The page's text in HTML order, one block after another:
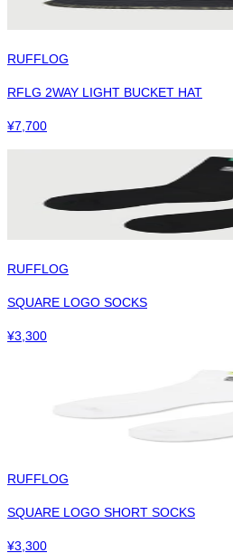
RUFFLOG
RFLG 2WAY LIGHT BUCKET HAT
¥7,700
RUFFLOG
SQUARE LOGO SOCKS
¥3,300
RUFFLOG
SQUARE LOGO SHORT SOCKS
¥3,300